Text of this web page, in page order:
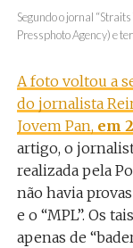
Segundo o jornal
Pressphoto Agency) e
A foto voltou a
do jornalista
Jovem Pan, em
artigo, o
realizada pela
não havia
e o “MPL”. Os
apenas de